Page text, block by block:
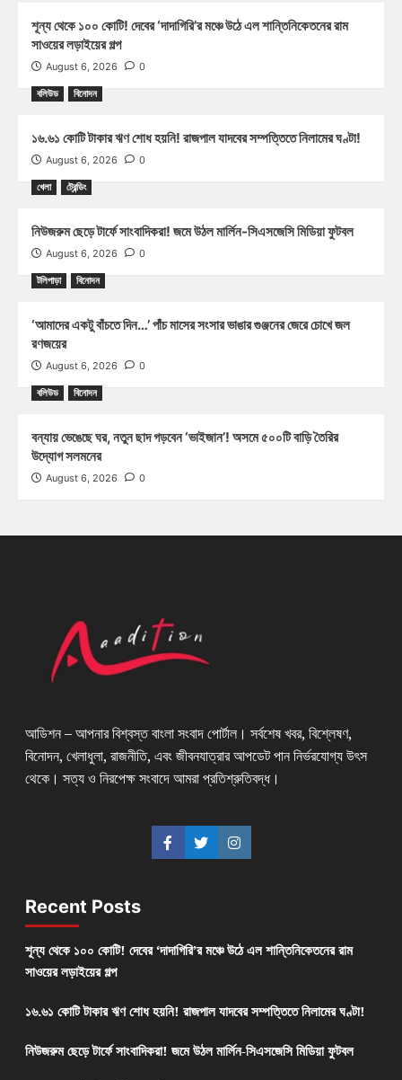
শূন্য থেকে ১০০ কোটি! দেবের ‘দাদাগিরি’র মঞ্চে উঠে এল শান্তিনিকেতনের রাম
সাওয়ের লড়াইয়ের গল্প
August 6, 2026 0
বলিউড বিনোদন
১৬.৬১ কোটি টাকার ঋণ শোধ হয়নি! রাজপাল যাদবের সম্পত্তিতে নিলামের ঘণ্টা!
August 6, 2026 0
খেলা ট্রেন্ডিং
নিউজরুম ছেড়ে টার্ফে সাংবাদিকরা! জমে উঠল মার্লিন-সিএসজেসি মিডিয়া ফুটবল
August 6, 2026 0
টলিপাড়া বিনোদন
‘আমাদের একটু বাঁচতে দিন…’ পাঁচ মাসের সংসার ভাঙার গুঞ্জনের জেরে চোখে জল
রণজয়ের
August 6, 2026 0
বলিউড বিনোদন
বন্যায় ভেঙেছে ঘর, নতুন ছাদ গড়বেন ‘ভাইজান’! অসমে ৫০০টি বাড়ি তৈরির
উদ্যোগ সলমনের
August 6, 2026 0
আডিশন – আপনার বিশ্বস্ত বাংলা সংবাদ পোর্টাল। সর্বশেষ খবর, বিশ্লেষণ,
বিনোদন, খেলাধুলা, রাজনীতি, এবং জীবনযাত্রার আপডেট পান নির্ভরযোগ্য উৎস
থেকে। সত্য ও নিরপেক্ষ সংবাদে আমরা প্রতিশ্রুতিবদ্ধ।
Recent Posts
শূন্য থেকে ১০০ কোটি! দেবের ‘দাদাগিরি’র মঞ্চে উঠে এল শান্তিনিকেতনের রাম
সাওয়ের লড়াইয়ের গল্প
১৬.৬১ কোটি টাকার ঋণ শোধ হয়নি! রাজপাল যাদবের সম্পত্তিতে নিলামের ঘণ্টা!
নিউজরুম ছেড়ে টার্ফে সাংবাদিকরা! জমে উঠল মার্লিন-সিএসজেসি মিডিয়া ফুটবল